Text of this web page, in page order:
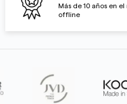
Más de 10 años en
offline